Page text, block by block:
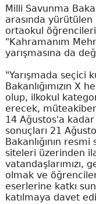
Milli Savunma
arasında
ortaokul
"Kahramanım
yarışmasına da
"Yarışmada seçici
Bakanlığımızın X
olup, ilkokul
erecek,
14 Ağustos'a
sonuçları 21
Bakanlığının
siteleri üzerinden
vatandaşlarımızı,
olmak ve
eserlerine katkı
katılmaya davet